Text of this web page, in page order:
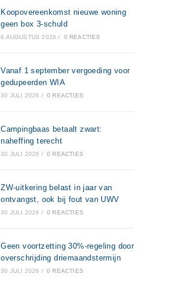
Koopovereenkomst nieuwe woning
geen box 3-schuld
6 AUGUSTUS 2026 / 0 REACTIES
Vanaf 1 september vergoeding voor
gedupeerden WIA
30 JULI 2026 / 0 REACTIES
Campingbaas betaalt zwart:
naheffing terecht
30 JULI 2026 / 0 REACTIES
ZW-uitkering belast in jaar van
ontvangst, ook bij fout van UWV
30 JULI 2026 / 0 REACTIES
Geen voortzetting 30%-regeling door
overschrijding driemaandstermijn
30 JULI 2026 / 0 REACTIES